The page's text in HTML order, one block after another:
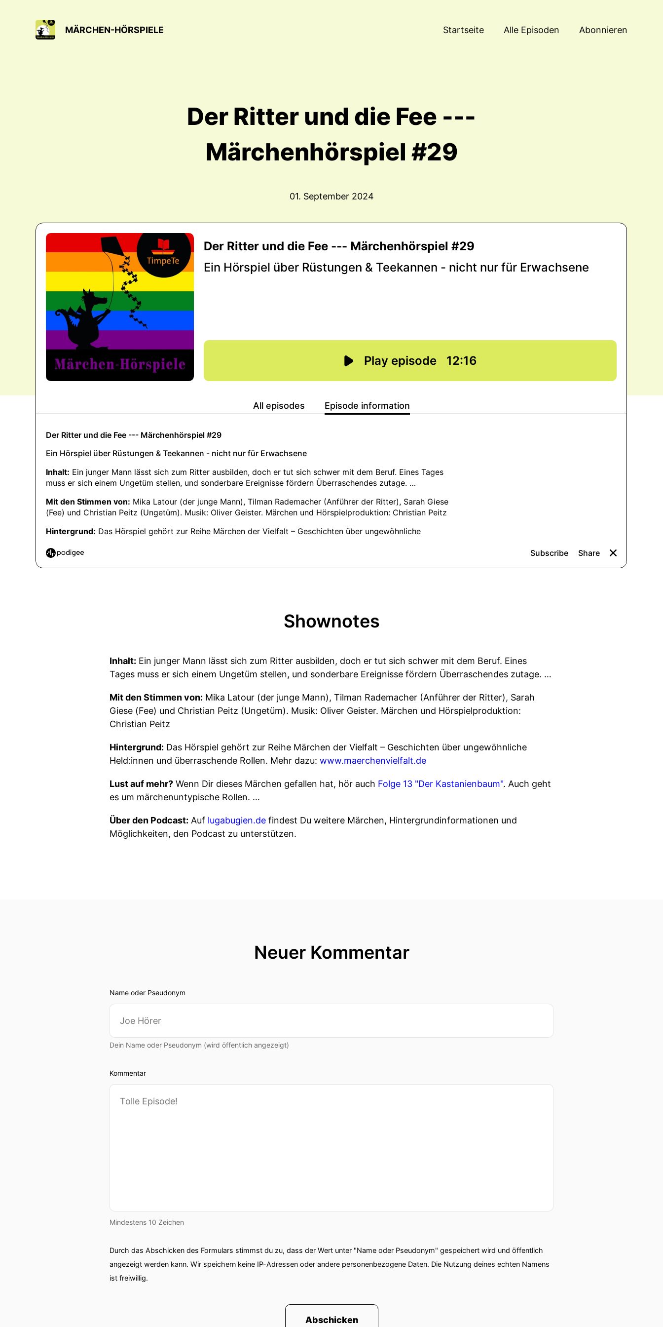
MÄRCHEN-HÖRSPIELE Startseite Alle Episoden Abonnieren
Der Ritter und die Fee ---
Märchenhörspiel #29
01. September 2024
Shownotes
Inhalt: Ein junger Mann lässt sich zum Ritter ausbilden, doch er tut sich schwer mit dem Beruf. Eines
Tages muss er sich einem Ungetüm stellen, und sonderbare Ereignisse fördern Überraschendes zutage. …
Mit den Stimmen von: Mika Latour (der junge Mann), Tilman Rademacher (Anführer der Ritter), Sarah
Giese (Fee) und Christian Peitz (Ungetüm). Musik: Oliver Geister. Märchen und Hörspielproduktion:
Christian Peitz
Hintergrund: Das Hörspiel gehört zur Reihe Märchen der Vielfalt – Geschichten über ungewöhnliche
Held:innen und überraschende Rollen. Mehr dazu: www.maerchenvielfalt.de
Lust auf mehr? Wenn Dir dieses Märchen gefallen hat, hör auch Folge 13 "Der Kastanienbaum". Auch geht
es um märchenuntypische Rollen. …
Über den Podcast: Auf lugabugien.de findest Du weitere Märchen, Hintergrundinformationen und
Möglichkeiten, den Podcast zu unterstützen.
Neuer Kommentar
Name oder Pseudonym
Dein Name oder Pseudonym (wird öffentlich angezeigt)
Kommentar
Mindestens 10 Zeichen
Durch das Abschicken des Formulars stimmst du zu, dass der Wert unter "Name oder Pseudonym" gespeichert wird und öffentlich
angezeigt werden kann. Wir speichern keine IP-Adressen oder andere personenbezogene Daten. Die Nutzung deines echten Namens
ist freiwillig.
Abschicken